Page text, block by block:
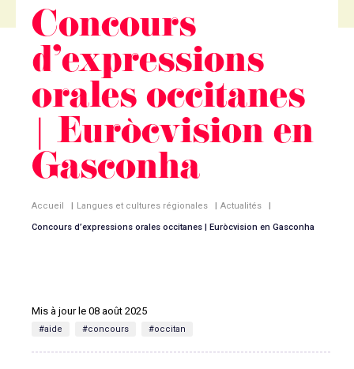
Concours
d’expressions
orales occitanes
| Euròcvision en
Gasconha
Accueil | Langues et cultures régionales | Actualités |
Concours d’expressions orales occitanes | Euròcvision en Gasconha
Mis à jour le 08 août 2025
#aide #concours #occitan